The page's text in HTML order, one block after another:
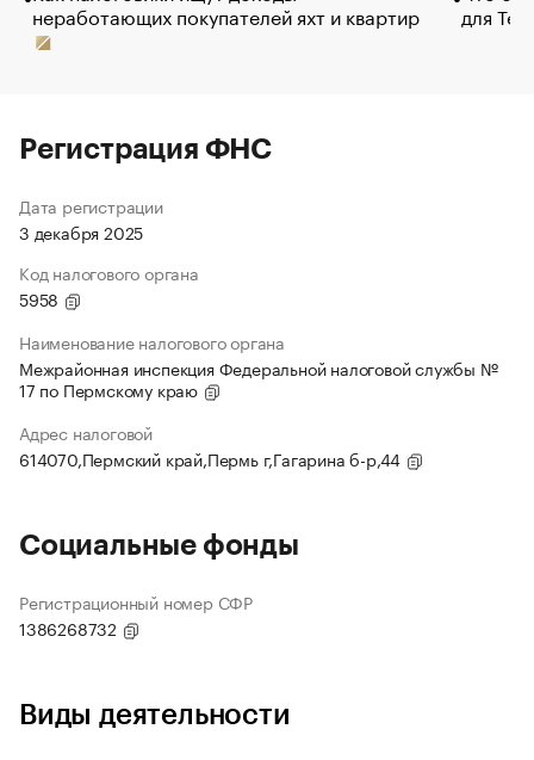
неработающих покупателей яхт и квартир
для
Регистрация ФНС
Дата регистрации
3 декабря 2025
Код налогового органа
5958
Наименование налогового органа
Межрайонная инспекция Федеральной налоговой службы №
17 по Пермскому краю
Адрес налоговой
614070,Пермский край,Пермь г,Гагарина б-р,44
Социальные фонды
Регистрационный номер СФР
1386268732
Виды деятельности